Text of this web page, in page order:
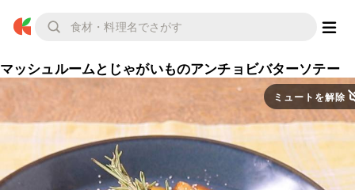
マッシュルームとじゃがいものアンチョビバターソテー
ミュートを解除